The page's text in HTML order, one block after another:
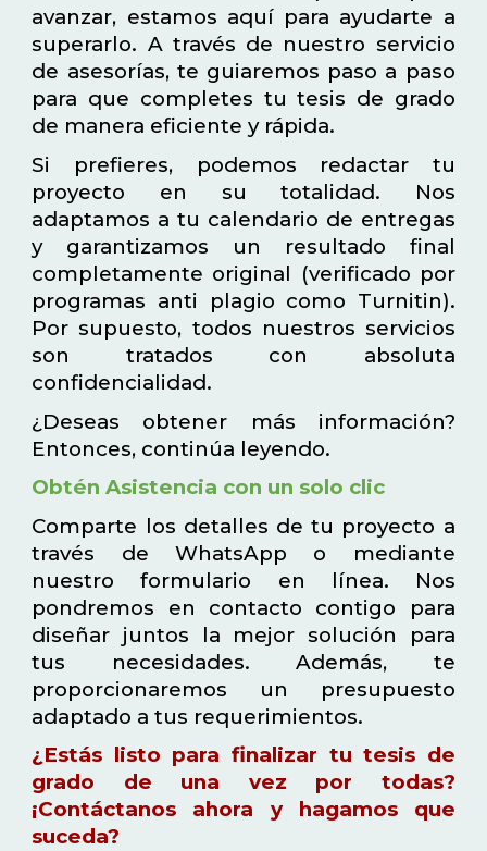
avanzar, estamos aquí para ayudarte a
superarlo. A través de nuestro servicio
de asesorías, te guiaremos paso a paso
para que completes tu tesis de grado
de manera eficiente y rápida.
Si prefieres, podemos redactar tu
proyecto en su totalidad. Nos
adaptamos a tu calendario de entregas
y garantizamos un resultado final
completamente original (verificado por
programas anti plagio como Turnitin).
Por supuesto, todos nuestros servicios
son tratados con absoluta
confidencialidad.
¿Deseas obtener más información?
Entonces, continúa leyendo.
Obtén Asistencia con un solo clic
Comparte los detalles de tu proyecto a
través de WhatsApp o mediante
nuestro formulario en línea. Nos
pondremos en contacto contigo para
diseñar juntos la mejor solución para
tus necesidades. Además, te
proporcionaremos un presupuesto
adaptado a tus requerimientos.
¿Estás listo para finalizar tu tesis de
grado de una vez por todas?
¡Contáctanos ahora y hagamos que
suceda?